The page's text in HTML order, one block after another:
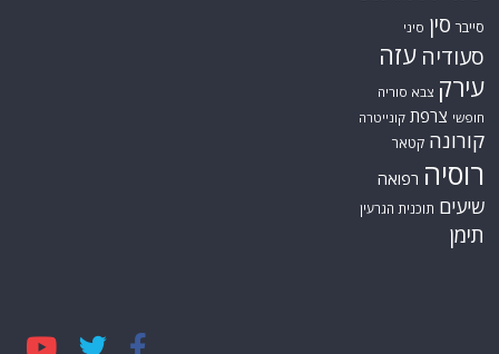
סייבר סין סיני
סעודיה עזה
עירק צבא סוריה
חופשי צרפת קונייטרה
קורונה קטאר
רוסיה רפואה
שיעים תוכנית הגרעין
תימן